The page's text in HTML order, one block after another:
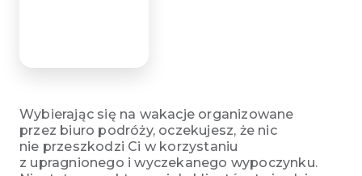
Wybierając się na wakacje organizowane
przez biuro podróży, oczekujesz, że nic
nie przeszkodzi Ci w korzystaniu
z upragnionego i wyczekanego wypoczynku.